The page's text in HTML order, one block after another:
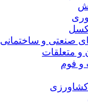
صنعتی و ساختمانی
و متعلقات
و فوم
کشاورزی